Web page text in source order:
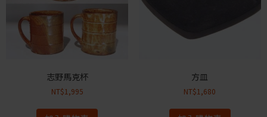
志野馬克杯
NT$1,995
方皿
NT$1,680